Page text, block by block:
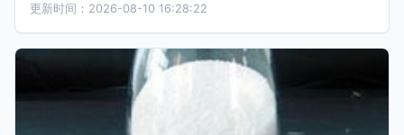
更新时间：2026-08-10 16:28:22